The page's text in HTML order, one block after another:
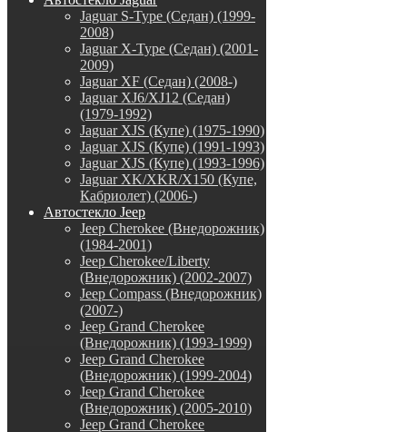
Jaguar S-Type (Седан) (1999-
2008)
Jaguar X-Type (Седан) (2001-
2009)
Jaguar XF (Седан) (2008-)
Jaguar XJ6/XJ12 (Седан)
(1979-1992)
Jaguar XJS (Купе) (1975-1990)
Jaguar XJS (Купе) (1991-1993)
Jaguar XJS (Купе) (1993-1996)
Jaguar XK/XKR/X150 (Купе,
Кабриолет) (2006-)
Автостекло Jeep
Jeep Cherokee (Внедорожник)
(1984-2001)
Jeep Cherokee/Liberty
(Внедорожник) (2002-2007)
Jeep Compass (Внедорожник)
(2007-)
Jeep Grand Cherokee
(Внедорожник) (1993-1999)
Jeep Grand Cherokee
(Внедорожник) (1999-2004)
Jeep Grand Cherokee
(Внедорожник) (2005-2010)
Jeep Grand Cherokee